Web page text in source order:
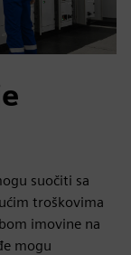
suočiti sa
troškovima
imovine na
mogu